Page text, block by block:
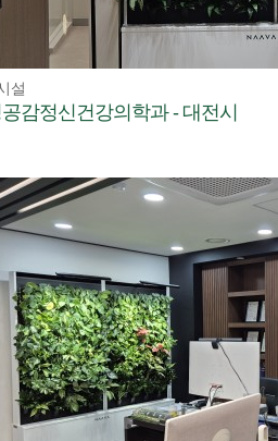
설
감정신건강의학과 - 대전시